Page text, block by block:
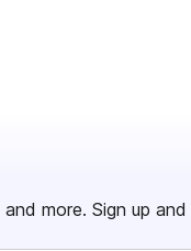
and more. Sign up and